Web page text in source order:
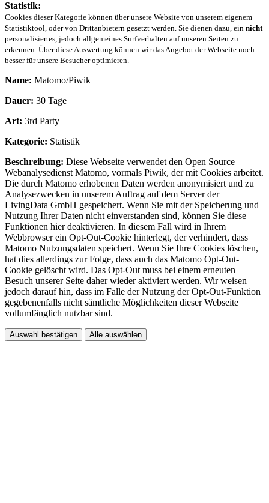
Statistik:
Cookies dieser Kategorie können über unsere Website von unserem eigenem
Statistiktool, oder von Drittanbietern gesetzt werden. Sie dienen dazu, ein nicht
personalisiertes, jedoch allgemeines Surfverhalten auf unseren Seiten zu
erkennen. Über diese Auswertung können wir das Angebot der Webseite noch
besser für unsere Besucher optimieren.
Name: Matomo/Piwik
Dauer: 30 Tage
Art: 3rd Party
Kategorie: Statistik
Beschreibung: Diese Webseite verwendet den Open Source
Webanalysedienst Matomo, vormals Piwik, der mit Cookies arbeitet.
Die durch Matomo erhobenen Daten werden anonymisiert und zu
Analysezwecken in unserem Auftrag auf dem Server der
LivingData GmbH gespeichert. Wenn Sie mit der Speicherung und
Nutzung Ihrer Daten nicht einverstanden sind, können Sie diese
Funktionen hier deaktivieren. In diesem Fall wird in Ihrem
Webbrowser ein Opt-Out-Cookie hinterlegt, der verhindert, dass
Matomo Nutzungsdaten speichert. Wenn Sie Ihre Cookies löschen,
hat dies allerdings zur Folge, dass auch das Matomo Opt-Out-
Cookie gelöscht wird. Das Opt-Out muss bei einem erneuten
Besuch unserer Seite daher wieder aktiviert werden. Wir weisen
jedoch darauf hin, dass im Falle der Nutzung der Opt-Out-Funktion
gegebenenfalls nicht sämtliche Möglichkeiten dieser Webseite
vollumfänglich nutzbar sind.
Auswahl bestätigen Alle auswählen